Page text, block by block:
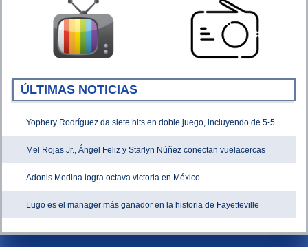
ÚLTIMAS NOTICIAS
Yophery Rodríguez da siete hits en doble juego, incluyendo de 5-5
Mel Rojas Jr., Ángel Feliz y Starlyn Núñez conectan vuelacercas
Adonis Medina logra octava victoria en México
Lugo es el manager más ganador en la historia de Fayetteville